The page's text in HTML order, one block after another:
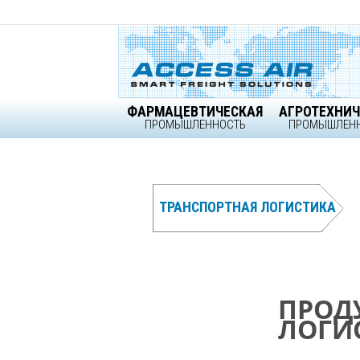
to
ФАРМАЦЕВТИЧЕСКАЯ
ПРОМЫШЛЕННОСТЬ
ТРАНСПОРТНАЯ ЛОГИСТИКА
Ваш